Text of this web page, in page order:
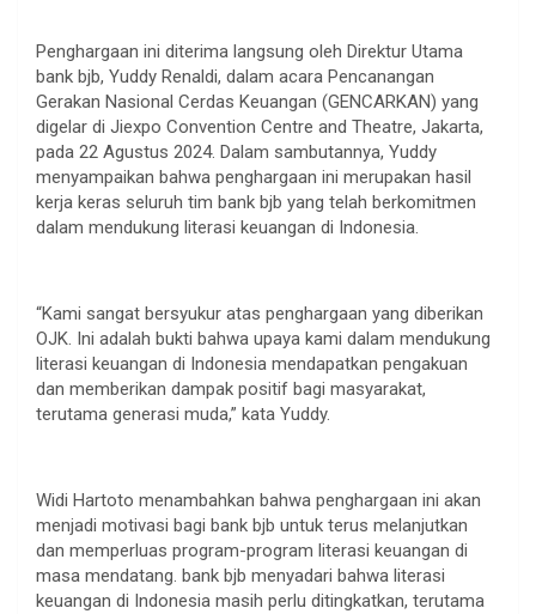
Penghargaan ini diterima langsung oleh Direktur Utama
bank bjb, Yuddy Renaldi, dalam acara Pencanangan
Gerakan Nasional Cerdas Keuangan (GENCARKAN) yang
digelar di Jiexpo Convention Centre and Theatre, Jakarta,
pada 22 Agustus 2024. Dalam sambutannya, Yuddy
menyampaikan bahwa penghargaan ini merupakan hasil
kerja keras seluruh tim bank bjb yang telah berkomitmen
dalam mendukung literasi keuangan di Indonesia.
“Kami sangat bersyukur atas penghargaan yang diberikan
OJK. Ini adalah bukti bahwa upaya kami dalam mendukung
literasi keuangan di Indonesia mendapatkan pengakuan
dan memberikan dampak positif bagi masyarakat,
terutama generasi muda,” kata Yuddy.
Widi Hartoto menambahkan bahwa penghargaan ini akan
menjadi motivasi bagi bank bjb untuk terus melanjutkan
dan memperluas program-program literasi keuangan di
masa mendatang. bank bjb menyadari bahwa literasi
keuangan di Indonesia masih perlu ditingkatkan, terutama